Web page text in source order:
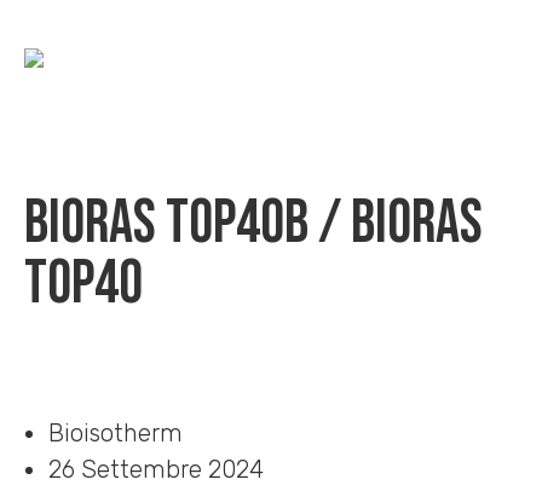
BioRAS TOP40B / BioRAS
TOP40
Bioisotherm
26 Settembre 2024